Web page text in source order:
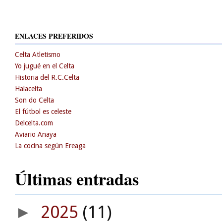
ENLACES PREFERIDOS
Celta Atletismo
Yo jugué en el Celta
Historia del R.C.Celta
Halacelta
Son do Celta
El fútbol es celeste
Delcelta.com
Aviario Anaya
La cocina según Ereaga
Últimas entradas
► 2025 (11)